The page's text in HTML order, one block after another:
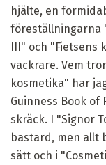
hjälte, en
föreställningarna
III" och "Fietsens
vackrare. Vem
kosmetika" har
Guinness Book of
skräck. I "Signor
bastard, men allt
sätt och i